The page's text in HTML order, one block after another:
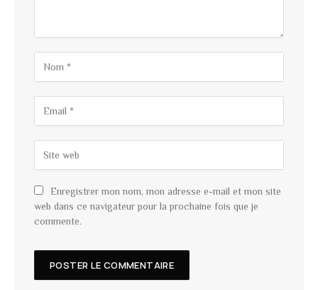
Enregistrer mon nom, mon adresse e-mail et mon site
web dans ce navigateur pour la prochaine fois que je
commente.